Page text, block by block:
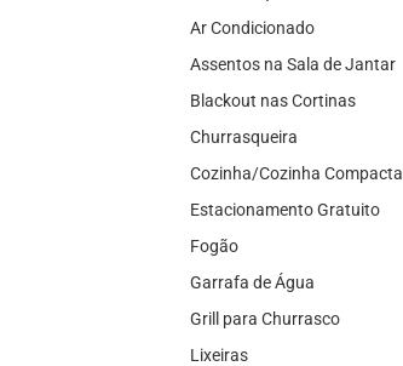
Ar Condicionado
Assentos na Sala de Jantar
Blackout nas Cortinas
Churrasqueira
Cozinha/Cozinha Compacta
Estacionamento Gratuito
Fogão
Garrafa de Água
Grill para Churrasco
Lixeiras